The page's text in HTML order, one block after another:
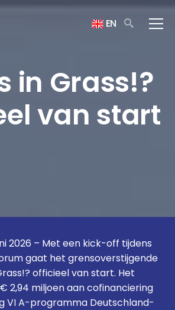
EN
in Grass!?
van start
2026 – Met een kick-off tijdens
gaat het grensoverstijgende
officieel van start. Het
2,94 miljoen aan cofinanciering
VI A-programma Deutschland-